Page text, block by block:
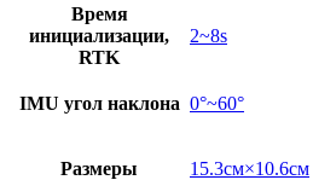
Время
инициализации,
RTK
2~8s
IMU угол наклона 0°~60°
Размеры 15.3см×10.6см